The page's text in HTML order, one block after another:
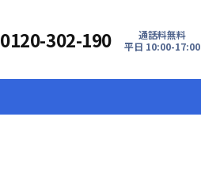
0120-302-190
通話料無料
平日 10:00-17:00